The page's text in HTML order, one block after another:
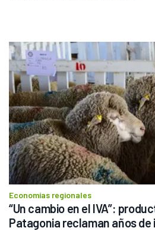
Economías regionales
“Un cambio en el IVA”:
Patagonia reclaman años